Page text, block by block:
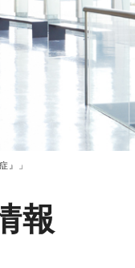
』」
報